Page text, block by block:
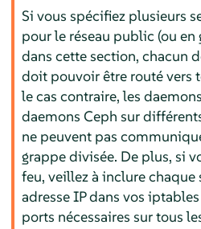
Si vous spécifiez plusieurs
pour le réseau public (ou
dans cette section, chacun
doit pouvoir être routé vers
le cas contraire, les
daemons Ceph sur
ne peuvent pas
grappe divisée. De plus, si
feu, veillez à inclure chaque
adresse IP dans vos
ports nécessaires sur tous